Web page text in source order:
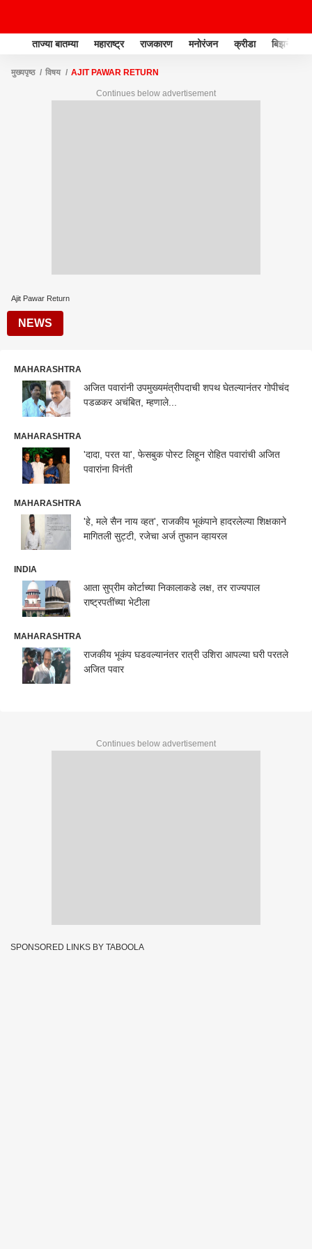
ताज्या बातम्या महाराष्ट्र राजकारण मनोरंजन क्रीडा बिझनेस
मुख्यपृष्ठ विषय AJIT PAWAR RETURN
Continues below advertisement
Ajit Pawar Return
NEWS
MAHARASHTRA
अजित पवारांनी उपमुख्यमंत्रीपदाची शपथ घेतल्यानंतर गोपीचंद
पडळकर अचंबित, म्हणाले...
MAHARASHTRA
'दादा, परत या', फेसबुक पोस्ट लिहून रोहित पवारांची अजित
पवारांना विनंती
MAHARASHTRA
'हे, मले सैन नाय व्हत', राजकीय भूकंपाने हादरलेल्या शिक्षकाने
मागितली सुट्टी, रजेचा अर्ज तुफान व्हायरल
INDIA
आता सुप्रीम कोर्टाच्या निकालाकडे लक्ष, तर राज्यपाल
राष्ट्रपतींच्या भेटीला
MAHARASHTRA
राजकीय भूकंप घडवल्यानंतर रात्री उशिरा आपल्या घरी परतले
अजित पवार
Continues below advertisement
SPONSORED LINKS BY TABOOLA